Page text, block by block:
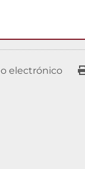
electrónico